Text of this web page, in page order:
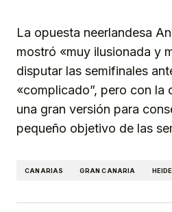
La opuesta neerlandesa
mostró «muy ilusionada y
disputar las semifinales
«complicado”, pero con la
una gran versión para
pequeño objetivo de las
CANARIAS GRAN CANARIA